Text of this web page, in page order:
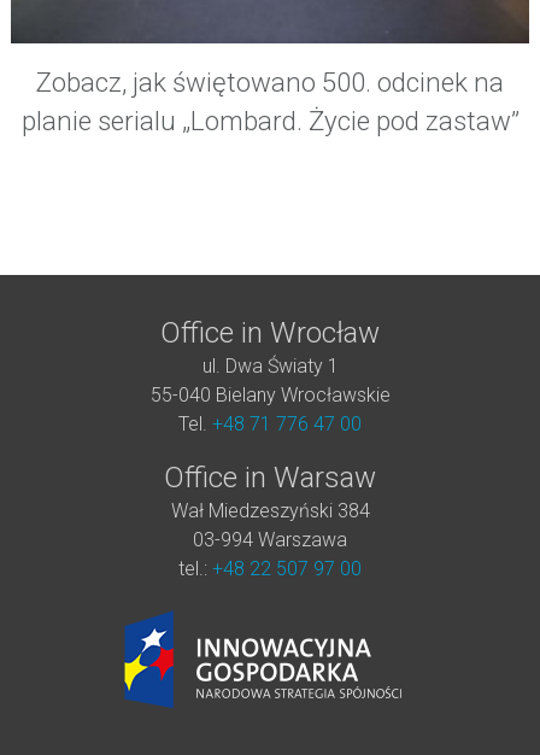
Zobacz, jak świętowano 500. odcinek na
planie serialu „Lombard. Życie pod zastaw”
Office in Wrocław
ul. Dwa Światy 1
55-040 Bielany Wrocławskie
Tel. +48 71 776 47 00
Office in Warsaw
Wał Miedzeszyński 384
03-994 Warszawa
tel.: +48 22 507 97 00